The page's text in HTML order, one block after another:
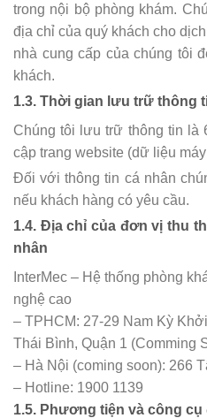
trong nội bộ phòng khám.
địa chỉ của quý khách cho
nhà cung cấp của chúng tôi
khách.
1.3. Thời gian lưu trữ thông
Chúng tôi lưu trữ thông tin là
cập trang website (dữ liệu
Đối với thông tin cá nhân
nếu khách hàng có yêu cầu.
1.4. Địa chỉ của đơn vị thu
nhân
InterMec – Hệ thống phòng
nghệ cao
– TPHCM: 27-29 Nam Kỳ
Thái Bình, Quận 1 (Comming
– Hà Nội (coming soon): 266
– Hotline: 1900 1139
1.5. Phương tiện và công